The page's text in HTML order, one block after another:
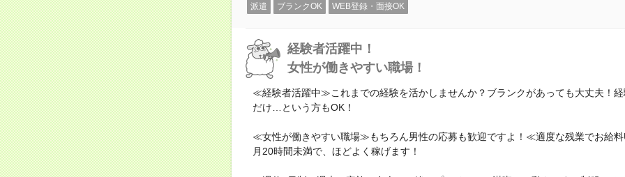
派遣 ブランクOK WEB登録・面接OK
経験者活躍中！
女性が働きやすい職場！
≪経験者活躍中≫これまでの経験を活かしませんか？ブランクがあっても大丈夫！
だけ…という方もOK！
≪女性が働きやすい職場≫もちろん男性の応募も歓迎ですよ！≪適度な残業でお給
月20時間未満で、ほどよく稼げます！